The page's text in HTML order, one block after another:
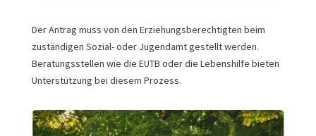
Der Antrag muss von den Erziehungsberechtigten beim
zuständigen Sozial- oder Jugendamt gestellt werden.
Beratungsstellen wie die EUTB oder die Lebenshilfe bieten
Unterstützung bei diesem Prozess.